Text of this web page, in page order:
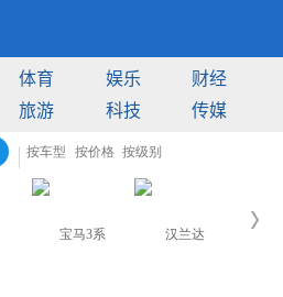
体育 娱乐
财经
旅游 科技 传媒